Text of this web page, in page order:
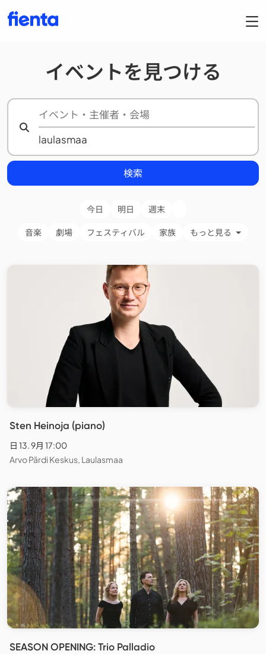
イベントを見つける
検索
今日 明日 週末
音楽 劇場 フェスティバル 家族 もっと見る
Sten Heinoja (piano)
日 13. 9月 17:00
Arvo Pärdi Keskus, Laulasmaa
SEASON OPENING: Trio Palladio